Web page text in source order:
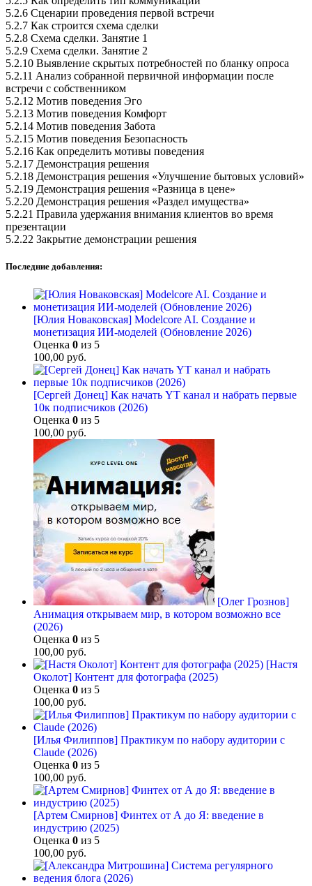
5.2.6 Сценарии проведения первой встречи
5.2.7 Как строится схема сделки
5.2.8 Схема сделки. Занятие 1
5.2.9 Схема сделки. Занятие 2
5.2.10 Выявление скрытых потребностей по бланку опроса
5.2.11 Анализ собранной первичной информации после
встречи с собственником
5.2.12 Мотив поведения Эго
5.2.13 Мотив поведения Комфорт
5.2.14 Мотив поведения Забота
5.2.15 Мотив поведения Безопасность
5.2.16 Как определить мотивы поведения
5.2.17 Демонстрация решения
5.2.18 Демонстрация решения «Улучшение бытовых условий»
5.2.19 Демонстрация решения «Разница в цене»
5.2.20 Демонстрация решения «Раздел имущества»
5.2.21 Правила удержания внимания клиентов во время
презентации
5.2.22 Закрытие демонстрации решения
Последние добавления:
[Юлия Новаковская] Modelcore AI. Создание и
монетизация ИИ-моделей (Обновление 2026)
Оценка 0 из 5
100,00 руб.
[Сергей Донец] Как начать YT канал и набрать первые
10к подписчиков (2026)
Оценка 0 из 5
100,00 руб.
[Олег Грознов]
Анимация открываем мир, в котором возможно все
(2026)
Оценка 0 из 5
100,00 руб.
[Настя
Околот] Контент для фотографа (2025)
Оценка 0 из 5
100,00 руб.
[Илья Филиппов] Практикум по набору аудитории с
Claude (2026)
Оценка 0 из 5
100,00 руб.
[Артем Смирнов] Финтех от А до Я: введение в
индустрию (2025)
Оценка 0 из 5
100,00 руб.